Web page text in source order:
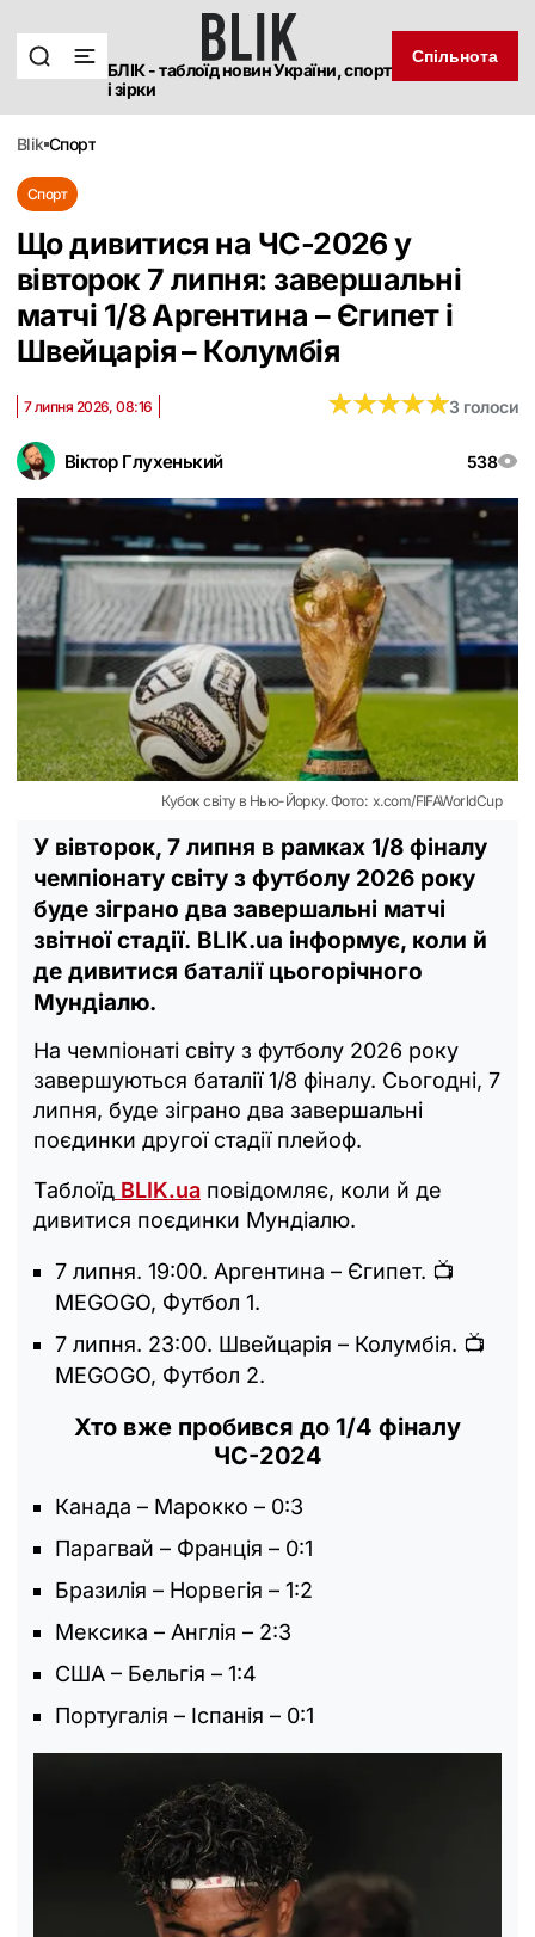
БЛІК - таблоїд новин України, спорт
і зірки
Спільнота
blik спорт
Спорт
Що дивитися на ЧС-2026 у
вівторок 7 липня: завершальні
матчі 1/8 Аргентина – Єгипет і
Швейцарія – Колумбія
Віктор Глухенький 538
7 липня 2026, 08:16 ★★★★★
★★★★★3 голоси
Кубок світу в Нью-Йорку. Фото: x.com/FIFAWorldCup
У вівторок, 7 липня в рамках 1/8 фіналу
чемпіонату світу з футболу 2026 року
буде зіграно два завершальні матчі
звітної стадії. BLIK.ua інформує, коли й
де дивитися баталії цьогорічного
Мундіалю.
На чемпіонаті світу з футболу 2026 року
завершуються баталії 1/8 фіналу. Сьогодні, 7
липня, буде зіграно два завершальні
поєдинки другої стадії плейоф.
Таблоїд BLIK.ua повідомляє, коли й де
дивитися поєдинки Мундіалю.
7 липня. 19:00. Аргентина – Єгипет. 📺
MEGOGO, Футбол 1.
7 липня. 23:00. Швейцарія – Колумбія. 📺
MEGOGO, Футбол 2.
Хто вже пробився до 1/4 фіналу
ЧС-2024
Канада – Марокко – 0:3
Парагвай – Франція – 0:1
Бразилія – Норвегія – 1:2
Мексика – Англія – 2:3
США – Бельгія – 1:4
Португалія – Іспанія – 0:1